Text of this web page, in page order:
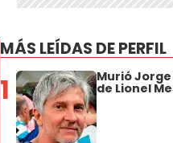
MÁS LEÍDAS DE PERFIL
1 Murió
de Lionel